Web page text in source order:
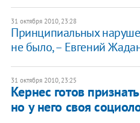
31 октября 2010, 23:28
Принципиальных
не было, – Евгений
31 октября 2010, 23:25
Кернес готов
но у него своя